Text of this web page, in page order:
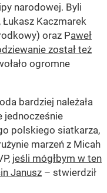
narodowej. Byli
Kaczmarek
oraz Paweł
został też
ogromne
bardziej należała
jednocześnie
polskiego siatkarza,
marzeń z Micah
jeśli mógłbym w ten
Janusz – stwierdził